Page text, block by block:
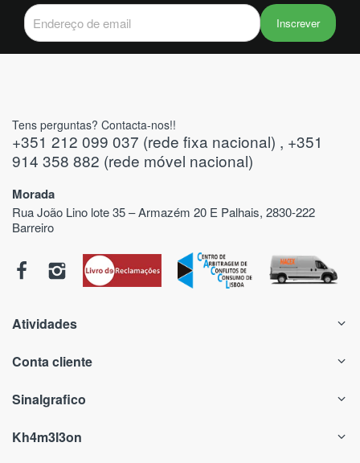
Inscrever
Tens perguntas? Contacta-nos!!
+351 212 099 037 (rede fixa nacional) , +351
914 358 882 (rede móvel nacional)
Morada
Rua João Lino lote 35 – Armazém 20 E Palhais, 2830-222
Barreiro
Atividades
Conta cliente
Sinalgrafico
Kh4m3l3on